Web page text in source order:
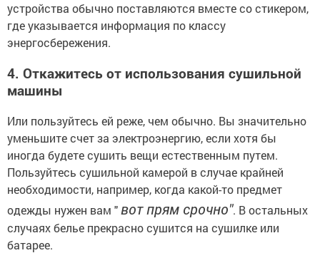
устройства обычно поставляются вместе со стикером,
где указывается информация по классу
энергосбережения.
4. Откажитесь от использования сушильной
машины
Или пользуйтесь ей реже, чем обычно. Вы значительно
уменьшите счет за электроэнергию, если хотя бы
иногда будете сушить вещи естественным путем.
Пользуйтесь сушильной камерой в случае крайней
необходимости, например, когда какой-то предмет
одежды нужен вам " вот прям срочно". В остальных
случаях белье прекрасно сушится на сушилке или
батарее.